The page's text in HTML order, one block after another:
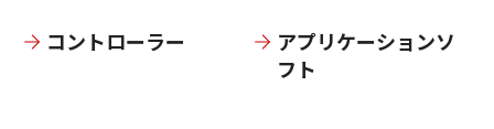
コントローラー
アプリケーションソ
フト